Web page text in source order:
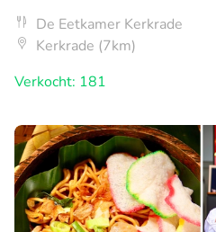
De Eetkamer Kerkrade
Kerkrade (7km)
Verkocht: 181